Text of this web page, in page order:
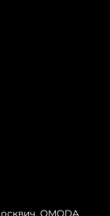
OMODA,